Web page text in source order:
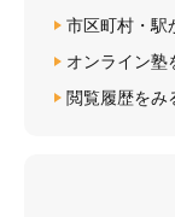
市区町村・駅
オンライン塾
閲覧履歴をみ